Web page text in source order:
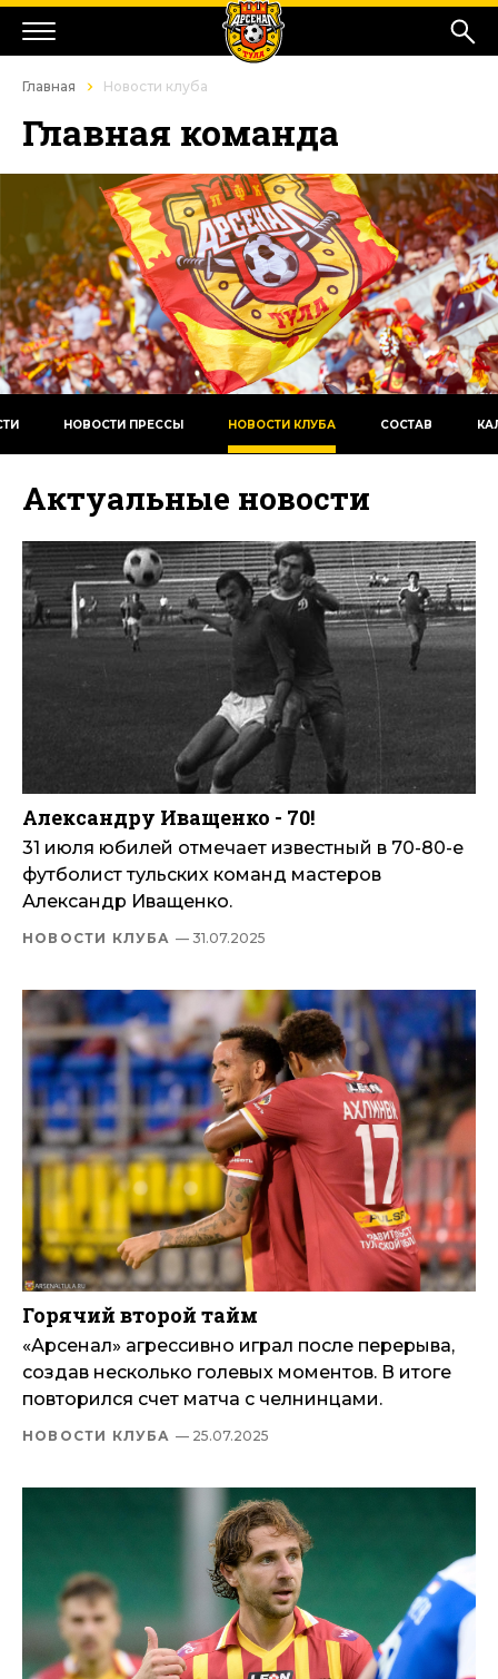
Главная Новости клуба
Главная команда
НОВОСТИ ПРЕССЫ НОВОСТИ КЛУБА СОСТАВ
Актуальные новости
Александру Иващенко - 70!
31 июля юбилей отмечает известный в 70-80-е
футболист тульских команд мастеров
Александр Иващенко.
НОВОСТИ КЛУБА — 31.07.2025
Горячий второй тайм
«Арсенал» агрессивно играл после перерыва,
создав несколько голевых моментов. В итоге
повторился счет матча с челнинцами.
НОВОСТИ КЛУБА — 25.07.2025